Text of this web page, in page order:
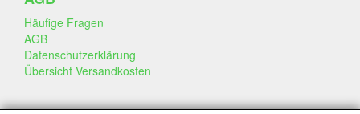
Häufige Fragen
AGB
Datenschutzerklärung
Übersicht Versandkosten